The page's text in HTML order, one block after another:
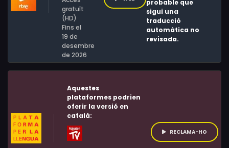
gratuït
(HD)
Fins el
19 de
desembre
de 2026
probable que
sigui una
traducció
automàtica no
revisada.
Aquestes
plataformes podrien
oferir la versió en
català:
RECLAMA-HO